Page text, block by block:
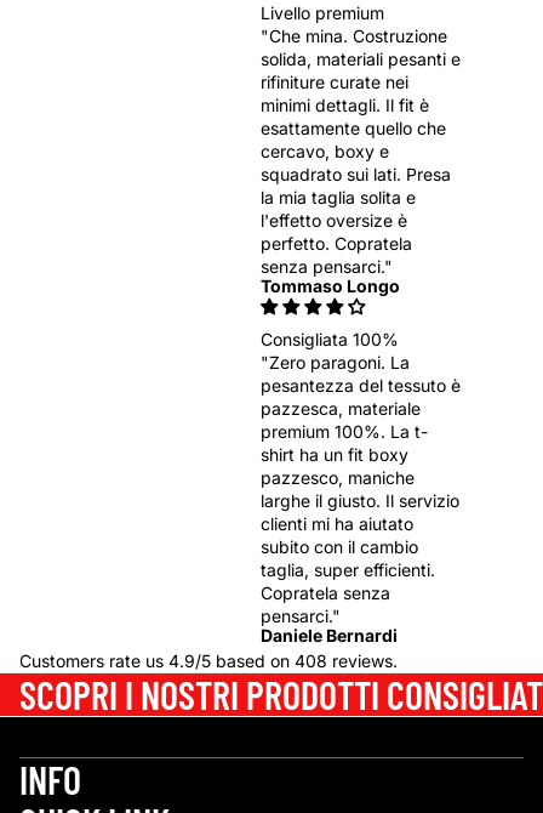
Livello premium
"Che mina. Costruzione
solida, materiali pesanti e
rifiniture curate nei
minimi dettagli. Il fit è
esattamente quello che
cercavo, boxy e
squadrato sui lati. Presa
la mia taglia solita e
l'effetto oversize è
perfetto. Copratela
senza pensarci."
Tommaso Longo
Consigliata 100%
"Zero paragoni. La
pesantezza del tessuto è
pazzesca, materiale
premium 100%. La t-
shirt ha un fit boxy
pazzesco, maniche
larghe il giusto. Il servizio
clienti mi ha aiutato
subito con il cambio
taglia, super efficienti.
Copratela senza
pensarci."
Daniele Bernardi
Customers rate us 4.9/5 based on 408 reviews.
SCOPRI I NOSTRI PRODOTTI
INFO